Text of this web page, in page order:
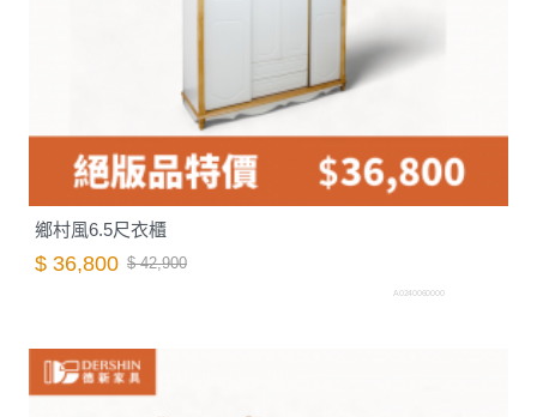
鄉村風6.5尺衣櫃
$ 36,800 $ 42,900
A0240060000